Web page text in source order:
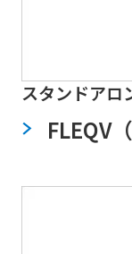
スタンドアロ
FLEQV